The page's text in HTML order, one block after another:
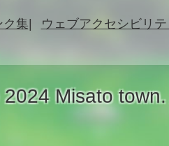
ク集 ウェブアクセシビリ
Misato